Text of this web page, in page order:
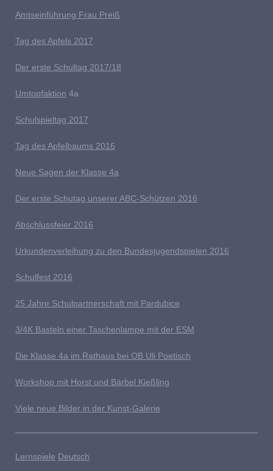
Amtseinführung Frau Preiß
Tag des Apfels 2017
Der erste Schultag 2017/18
Umtopfaktion 4a
Schulspieltag 2017
Tag des Apfelbaums 2016
Neue Sagen der Klasse 4a
Der erste Schutag unserer ABC-Schützen 2016
Abschlussfeier 2016
Urkundenverleihung zu den Bundesjugendspielen 2016
Schulfest 2016
25 Jahre Schulpartnerschaft mit Pardubice
3/4K Basteln einer Taschenlampe mit der ESM
Die Klasse 4a im Rathaus bei OB Uli Poetisch
Workshop mit Horst und Bärbel Kießling
Viele neue Bilder in der Kunst-Galerie
Lernspiele Deutsch